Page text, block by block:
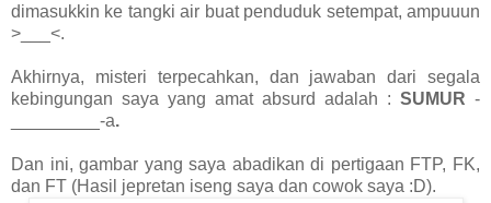
dimasukkin ke tangki air buat penduduk setempat, ampuuun
>___<.
Akhirnya, misteri terpecahkan, dan jawaban dari segala
kebingungan saya yang amat absurd adalah : SUMUR -
_________-a.
Dan ini, gambar yang saya abadikan di pertigaan FTP, FK,
dan FT (Hasil jepretan iseng saya dan cowok saya :D).